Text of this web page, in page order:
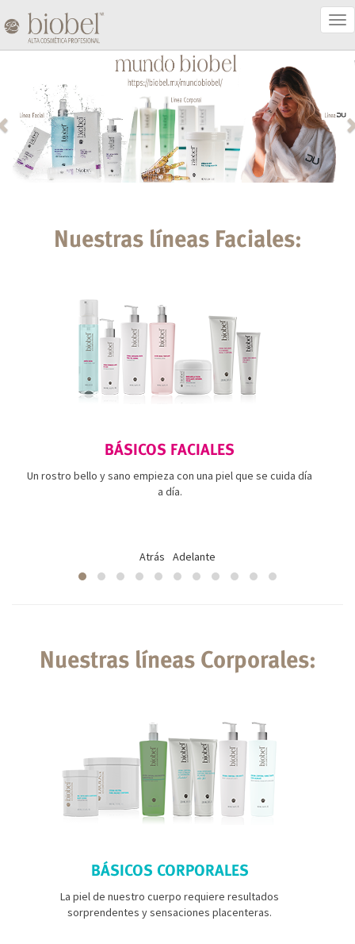
Nuestras líneas Faciales:
BÁSICOS FACIALES
Un rostro bello y sano empieza con una piel que se cuida día
a día.
Atrás Adelante
Nuestras líneas Corporales:
BÁSICOS CORPORALES
La piel de nuestro cuerpo requiere resultados
sorprendentes y sensaciones placenteras.